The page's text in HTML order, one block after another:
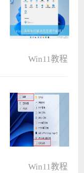
Win11教程
Win11教程